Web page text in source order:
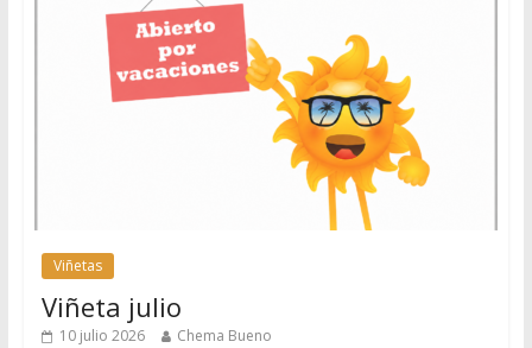
Viñetas
Viñeta julio
10 julio 2026 Chema Bueno